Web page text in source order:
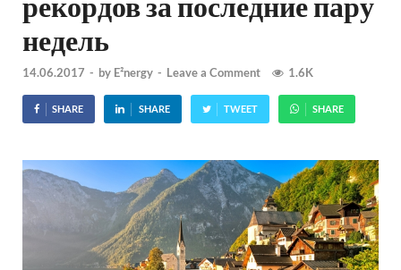
недель
14.06.2017 - by E²nergy - Leave a Comment 1.6K
SHARE SHARE TWEET SHARE